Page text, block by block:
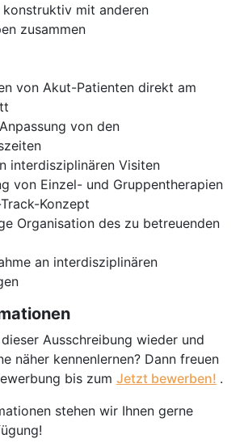
konstruktiv mit anderen
zusammen
von Akut-Patienten direkt am
von den
interdisziplinären Visiten
von Einzel- und Gruppentherapien
Konzept
Organisation des zu betreuenden
an interdisziplinären
Ausschreibung wieder und
näher kennenlernen? Dann freuen
bis zum Jetzt bewerben! .
stehen wir Ihnen gerne